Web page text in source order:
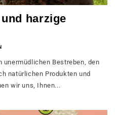
harzige
unermüdlichen Bestreben, den
natürlichen Produkten und
wir uns, Ihnen...